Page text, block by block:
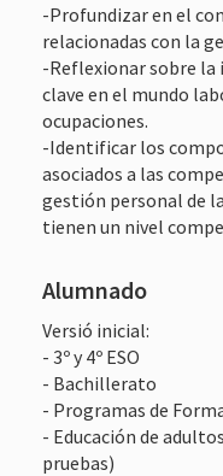
-Profundizar en el
relacionadas con la
-Reflexionar sobre
clave en el mundo
ocupaciones.
-Identificar los
asociados a las
gestión personal de
tienen un nivel
Alumnado
Versió inicial:
- 3º y 4º ESO
- Bachillerato
- Programas de
- Educación de
pruebas)